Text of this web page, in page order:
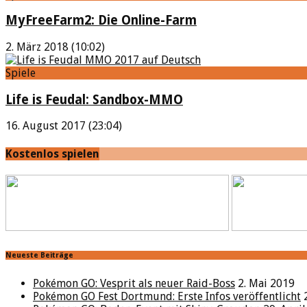
MyFreeFarm2: Die Online-Farm
2. März 2018 (10:02)
Spiele
Life is Feudal: Sandbox-MMO
16. August 2017 (23:04)
Kostenlos spielen
Neueste Beiträge
Pokémon GO: Vesprit als neuer Raid-Boss 2. Mai 2019
Pokémon GO Fest Dortmund: Erste Infos veröffentlicht